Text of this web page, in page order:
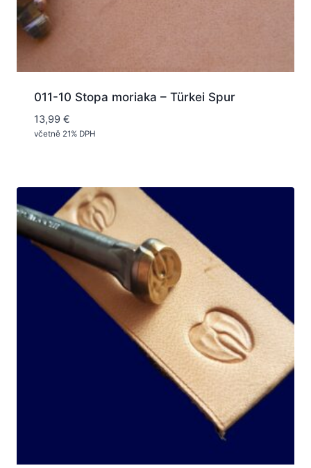
011-10 Stopa moriaka – Türkei Spur
13,99 €
včetně 21% DPH